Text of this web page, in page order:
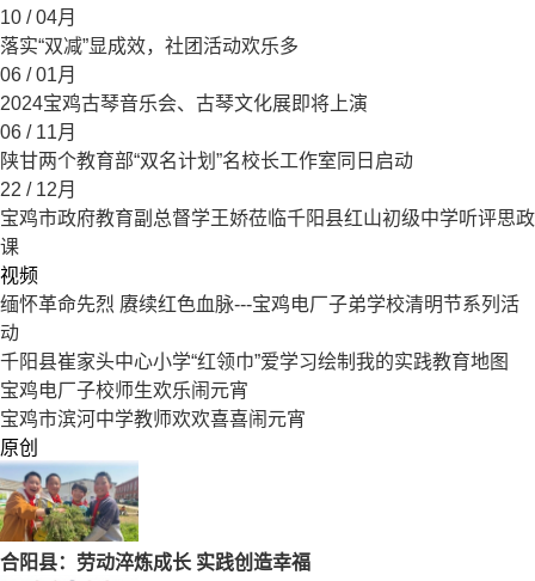
10 / 04月
落实“双减”显成效，社团活动欢乐多
06 / 01月
2024宝鸡古琴音乐会、古琴文化展即将上演
06 / 11月
陕甘两个教育部“双名计划”名校长工作室同日启动
22 / 12月
宝鸡市政府教育副总督学王娇莅临千阳县红山初级中学听评思政
课
视频
缅怀革命先烈 赓续红色血脉---宝鸡电厂子弟学校清明节系列活
动
千阳县崔家头中心小学“红领巾”爱学习绘制我的实践教育地图
宝鸡电厂子校师生欢乐闹元宵
宝鸡市滨河中学教师欢欢喜喜闹元宵
原创
合阳县：劳动淬炼成长 实践创造幸福